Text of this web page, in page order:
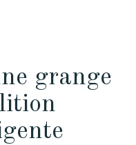
grange